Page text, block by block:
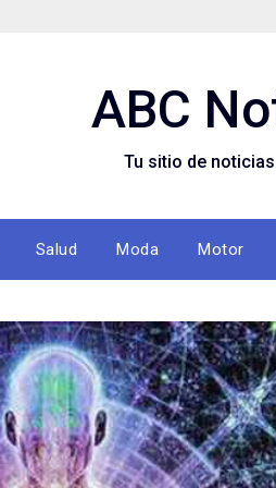
ABC
Tu sitio de
Salud Moda Motor